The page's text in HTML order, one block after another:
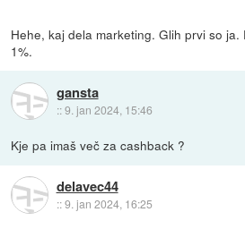
Hehe, kaj dela marketing. Glih prvi so
1%.
gansta
::9. jan 2024, 15:46
Kje pa imaš več za cashback ?
delavec44
::9. jan 2024, 16:25